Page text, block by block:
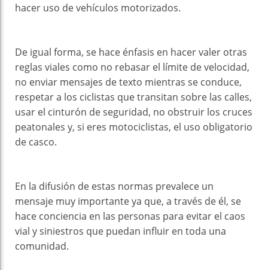
hacer uso de vehículos motorizados.
De igual forma, se hace énfasis en hacer valer otras
reglas viales como no rebasar el límite de velocidad,
no enviar mensajes de texto mientras se conduce,
respetar a los ciclistas que transitan sobre las calles,
usar el cinturón de seguridad, no obstruir los cruces
peatonales y, si eres motociclistas, el uso obligatorio
de casco.
En la difusión de estas normas prevalece un
mensaje muy importante ya que, a través de él, se
hace conciencia en las personas para evitar el caos
vial y siniestros que puedan influir en toda una
comunidad.